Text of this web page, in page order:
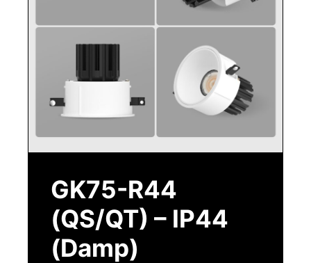
GK75-R44
(QS/QT) – IP44
(Damp)